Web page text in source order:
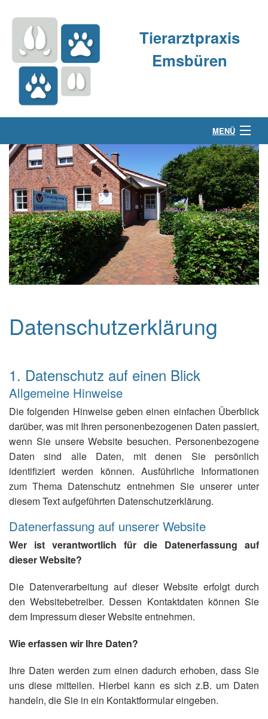
Tierarztpraxis
Emsbüren
MENÜ
Über uns
Kleintierpraxis
Großtierpraxis
Kontakt & Anfahrt
Datenschutzerklärung
1. Datenschutz auf einen Blick
Allgemeine Hinweise
Die folgenden Hinweise geben einen einfachen Überblick
darüber, was mit Ihren personenbezogenen Daten passiert,
wenn Sie unsere Website besuchen. Personenbezogene
Daten sind alle Daten, mit denen Sie persönlich
identifiziert werden können. Ausführliche Informationen
zum Thema Datenschutz entnehmen Sie unserer unter
diesem Text aufgeführten Datenschutzerklärung.
Datenerfassung auf unserer Website
Wer ist verantwortlich für die Datenerfassung auf
dieser Website?
Die Datenverarbeitung auf dieser Website erfolgt durch
den Websitebetreiber. Dessen Kontaktdaten können Sie
dem Impressum dieser Website entnehmen.
Wie erfassen wir Ihre Daten?
Ihre Daten werden zum einen dadurch erhoben, dass Sie
uns diese mitteilen. Hierbei kann es sich z.B. um Daten
handeln, die Sie in ein Kontaktformular eingeben.